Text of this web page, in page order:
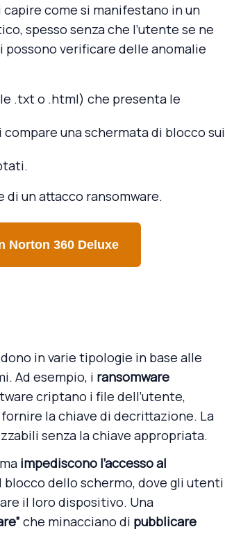
come si manifestano in un
spesso senza che l’utente se ne
possono verificare delle anomalie
.txt o .html) che presenta le
una schermata di blocco sui
un attacco ransomware.
Norton 360 Deluxe
in varie tipologie in base alle
Ad esempio, i ransomware
criptano i file dell’utente,
la chiave di decrittazione. La
senza la chiave appropriata.
impediscono l’accesso al
dello schermo, dove gli utenti
il loro dispositivo. Una
che minacciano di pubblicare